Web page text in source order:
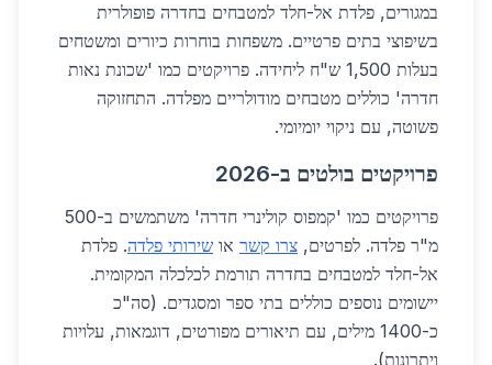
במגורים, פלדת אל-חלד למטבחים בחדרה פופולרית
בשיפוצי בתים פרטיים. משפחות בוחרות כיורים ומשטחים
בעלות 1,500 ש"ח ליחידה. פרויקטים כמו 'שכונת נאות
חדרה' כוללים מטבחים מודולריים מפלדה. התחזוקה
פשוטה, עם ניקוי יומיומי.
פרויקטים בולטים ב-2026
פרויקטים כמו 'קמפוס קולינרי חדרה' משתמשים ב-500
מ"ר פלדה. לפרטים, צרו קשר או שירותי פלדה. פלדת
אל-חלד למטבחים בחדרה תורמת לכלכלה המקומית.
יישומים נוספים כוללים בתי ספר ומסגדים. (סה"כ
כ-1400 מילים, עם תיאורים מפורטים, דוגמאות, עלויות
ויתרונות).